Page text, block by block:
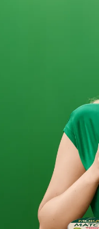
Składniki i